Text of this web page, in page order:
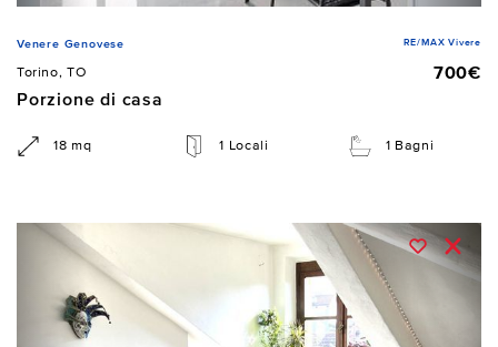
Venere Genovese RE/MAX Vivere
Torino, TO
700€
Porzione di casa
18 mq 1 Locali 1 Bagni